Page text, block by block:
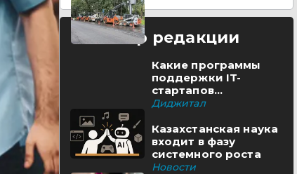
Выбор редакции
Какие программы
поддержки IT-
стартапов
реализуются в
Диджитал
Казахстанская наука
входит в фазу
системного роста
Новости